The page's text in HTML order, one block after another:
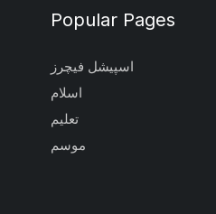
Popular Pages
اسپیشل فیچرز
اسلام
تعلیم
موسم